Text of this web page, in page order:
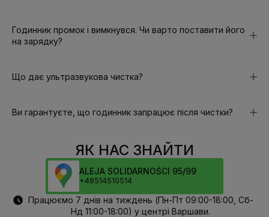
Годинник промок і вимкнувся. Чи варто поставити його
на зарядку?
Що дає ультразвукова чистка?
Ви гарантуєте, що годинник запрацює після чистки?
ЯК НАС ЗНАЙТИ
ALEJA SOLIDARNOŚCI 95/99
+48514510514
Працюємо 7 днів на тиждень (Пн-Пт 09:00-18:00, Сб-
Нд 11:00-18:00) у центрі Варшави.